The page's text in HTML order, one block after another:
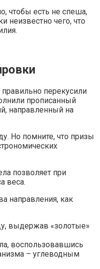
чтобы есть не спеша,
неизвестно чего, что
перекусили
прописанный
направленный на
Но помните, что призы
позволяет при
веса.
направления, как
выдержав «золотые»
воспользовавшись
– углеводным